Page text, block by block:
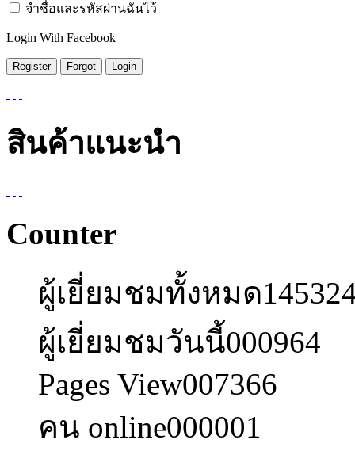
จำชื่อและรหัสผ่านฉันไว้
Login With Facebook
สินค้าแนะนำ
Counter
ผู้เยี่ยมชมทั้งหมด
ผู้เยี่ยมชมวันนี้000964
Pages View007366
คน online000001